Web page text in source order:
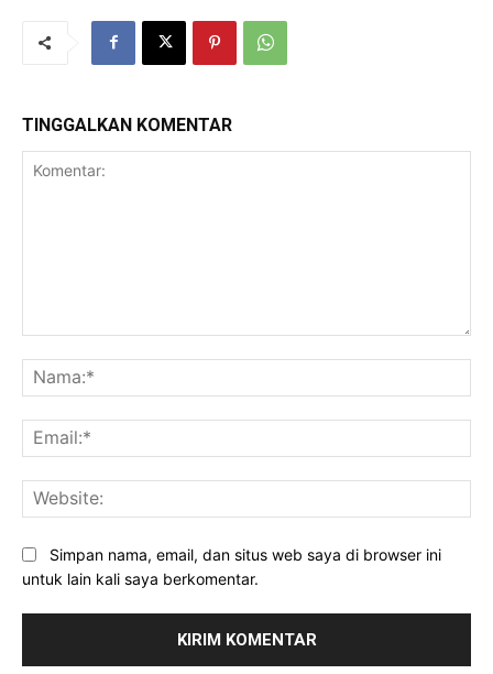
TINGGALKAN KOMENTAR
Simpan nama, email, dan situs web saya di browser ini
untuk lain kali saya berkomentar.